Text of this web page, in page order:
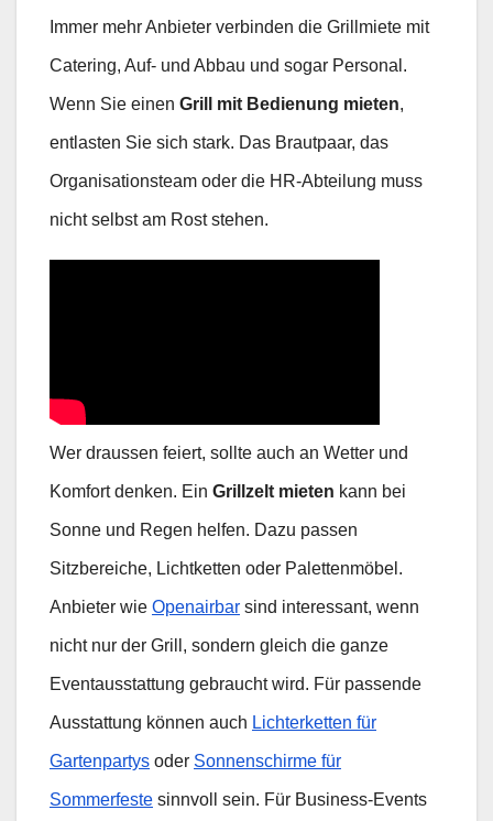
Immer mehr Anbieter verbinden die Grillmiete mit
Catering, Auf- und Abbau und sogar Personal.
Wenn Sie einen Grill mit Bedienung mieten,
entlasten Sie sich stark. Das Brautpaar, das
Organisationsteam oder die HR-Abteilung muss
nicht selbst am Rost stehen.
Wer draussen feiert, sollte auch an Wetter und
Komfort denken. Ein Grillzelt mieten kann bei
Sonne und Regen helfen. Dazu passen
Sitzbereiche, Lichtketten oder Palettenmöbel.
Anbieter wie Openairbar sind interessant, wenn
nicht nur der Grill, sondern gleich die ganze
Eventausstattung gebraucht wird. Für passende
Ausstattung können auch Lichterketten für
Gartenpartys oder Sonnenschirme für
Sommerfeste sinnvoll sein. Für Business-Events